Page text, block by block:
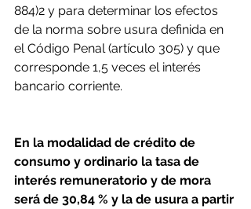
884)2 y para determinar los efectos
de la norma sobre usura definida en
el Código Penal (artículo 305) y que
corresponde 1,5 veces el interés
bancario corriente.
En la modalidad de crédito de
consumo y ordinario la tasa de
interés remuneratorio y de mora
será de 30,84 % y la de usura a partir